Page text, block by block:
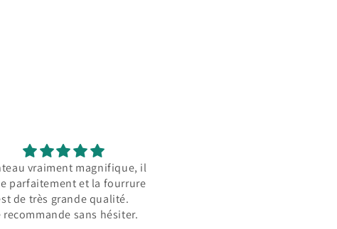
beau et tombe parfaitement